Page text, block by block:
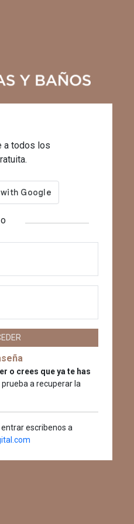
a todos los
o
o crees que ya te has
prueba a recuperar la
escribenos a